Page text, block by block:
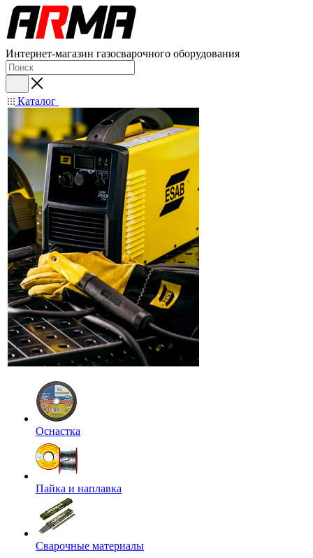
Интернет-магазин газосварочного оборудования
Каталог
Оснастка
Пайка и наплавка
Сварочные материалы